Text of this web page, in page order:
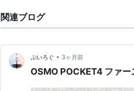
関連ブログ
ぷいろぐ • 3ヶ月前
OSMO POCKET4 ファ